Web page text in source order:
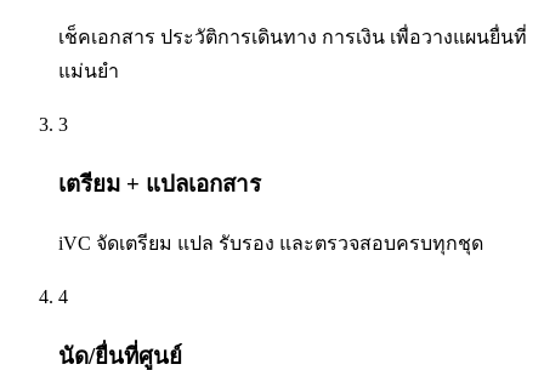
เช็คเอกสาร ประวัติการเดินทาง การเงิน เพื่อวางแผนยื่นที่
แม่นยำ
3
เตรียม + แปลเอกสาร
iVC จัดเตรียม แปล รับรอง และตรวจสอบครบทุกชุด
4
นัด/ยื่นที่ศูนย์